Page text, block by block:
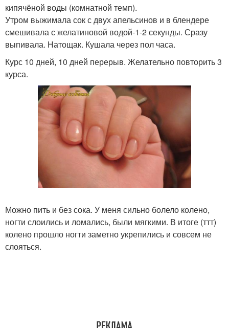
кипячёной воды (комнатной темп).
Утром выжимала сок с двух апельсинов и в блендере
смешивала с желатиновой водой-1-2 секунды. Сразу
выпивала. Натощак. Кушала через пол часа.
Курс 10 дней, 10 дней перерыв. Желательно повторить 3
курса.
Можно пить и без сока. У меня сильно болело колено,
ногти слоились и ломались, были мягкими. В итоге (ттт)
колено прошло ногти заметно укрепились и совсем не
слояться.